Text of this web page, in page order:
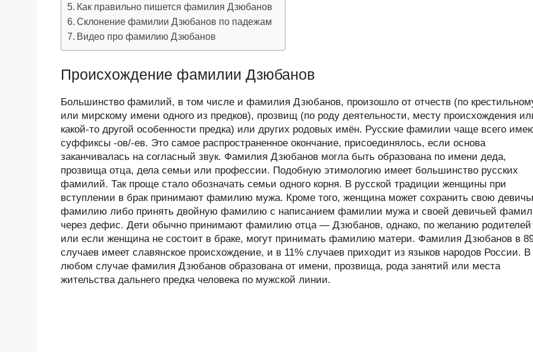
Как правильно пишется фамилия Дзюбанов
Склонение фамилии Дзюбанов по падежам
Видео про фамилию Дзюбанов
Происхождение фамилии Дзюбанов
Большинство фамилий, в том числе и фамилия Дзюбанов, произошло от отчеств (по
или мирскому имени одного из предков), прозвищ (по роду деятельности, месту происхождения
какой-то другой особенности предка) или других родовых имён. Русские фамилии чаще всего
суффиксы -ов/-ев. Это самое распространенное окончание, присоединялось, если основа
заканчивалась на согласный звук. Фамилия Дзюбанов могла быть образована по имени деда,
прозвища отца, дела семьи или профессии. Подобную этимологию имеет большинство русских
фамилий. Так проще стало обозначать семьи одного корня. В русской традиции женщины при
вступлении в брак принимают фамилию мужа. Кроме того, женщина может сохранить свою
фамилию либо принять двойную фамилию с написанием фамилии мужа и своей девичьей
через дефис. Дети обычно принимают фамилию отца — Дзюбанов, однако, по желанию родителей
или если женщина не состоит в браке, могут принимать фамилию матери. Фамилия Дзюбанов в
случаев имеет славянское происхождение, и в 11% случаев приходит из языков народов России. В
любом случае фамилия Дзюбанов образована от имени, прозвища, рода занятий или места
жительства дальнего предка человека по мужской линии.